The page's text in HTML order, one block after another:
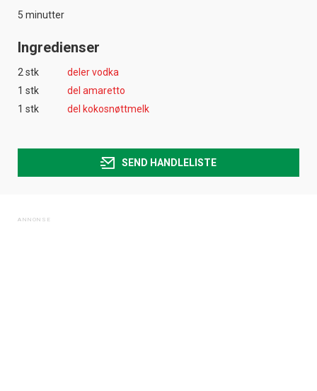
5 minutter
Ingredienser
2 stk
deler vodka
1 stk
del amaretto
1 stk
del kokosnøttmelk
SEND HANDLELISTE